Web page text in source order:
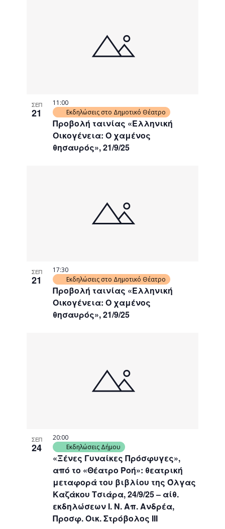
ΣΕΠ
21
Προβολή ταινίας «Ελληνική
Οικογένεια: Ο χαμένος
θησαυρός», 21/9/25
11:00
Εκδηλώσεις στο Δημοτικό Θέατρο
ΣΕΠ
21
Προβολή ταινίας «Ελληνική
Οικογένεια: Ο χαμένος
θησαυρός», 21/9/25
17:30
Εκδηλώσεις στο Δημοτικό Θέατρο
ΣΕΠ
24
«Ξένες Γυναίκες Πρόσφυγες»,
από το «Θέατρο Ροή»: θεατρική
μεταφορά του βιβλίου της Όλγας
Καζάκου Τσιάρα, 24/9/25 – αίθ.
εκδηλώσεων Ι. Ν. Απ. Ανδρέα,
Προσφ. Οικ. Στρόβολος ΙΙΙ
20:00
Εκδηλώσεις Δήμου